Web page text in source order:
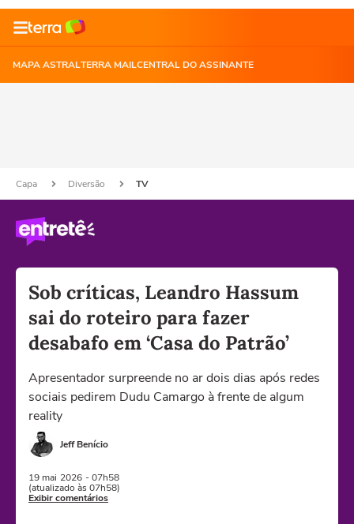
MAPA ASTRALTERRA MAILCENTRAL DO ASSINANTE
Capa Diversão TV
Sob críticas, Leandro Hassum
sai do roteiro para fazer
desabafo em ‘Casa do Patrão’
Apresentador surpreende no ar dois dias após redes
sociais pedirem Dudu Camargo à frente de algum
reality
Jeff Benício
19 mai 2026 - 07h58
(atualizado às 07h58)
Exibir comentários